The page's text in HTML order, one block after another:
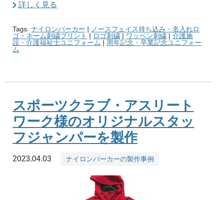
詳しく見る
Tags: ナイロンパーカー | ノースフェイス持ち込み・名入れロ
ゴ・ネーム刺繍プリント | ロゴ刺繍 | ワッペン刺繍 | 介護施
設・介護福祉士ユニフォーム | 周年記念・卒業記念ユニフォー
ム
スポーツクラブ・アスリート
ワーク様のオリジナルスタッ
フジャンパーを製作
2023.04.03 ナイロンパーカーの製作事例